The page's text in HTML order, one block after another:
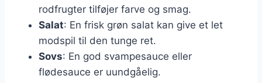
rodfrugter tilføjer farve og smag.
Salat: En frisk grøn salat kan give et let
modspil til den tunge ret.
Sovs: En god svampesauce eller
flødesauce er uundgåelig.